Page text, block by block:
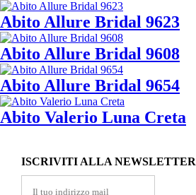
Abito Allure Bridal 9623
Abito Allure Bridal 9608
Abito Allure Bridal 9654
Abito Valerio Luna Creta
ISCRIVITI ALLA NEWSLETTER